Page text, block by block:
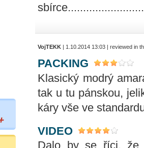
VojTEKK | 1.10.2014 13:03 | reviewed in
PACKING
Klasický modrý
tak u tu pánskou,
káry vše ve
VIDEO
Dalo by se říci, že